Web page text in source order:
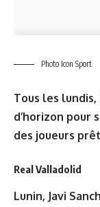
Photo Icon Sport
Tous les
d’horizon pour
des joueurs
Real Valladolid
Lunin, Javi